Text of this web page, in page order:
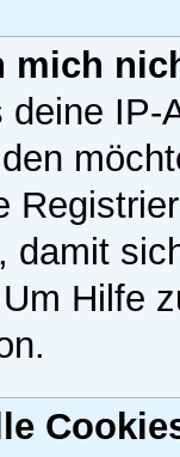
mich
damit
Hilfe